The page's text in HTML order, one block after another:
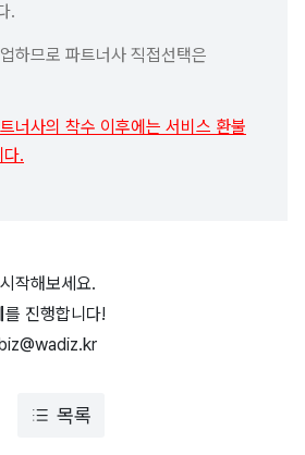
.
하므로 파트너사 직접선택은
너사의 착수 이후에는 서비스 환불
다.
작해보세요.
를 진행합니다!
목록